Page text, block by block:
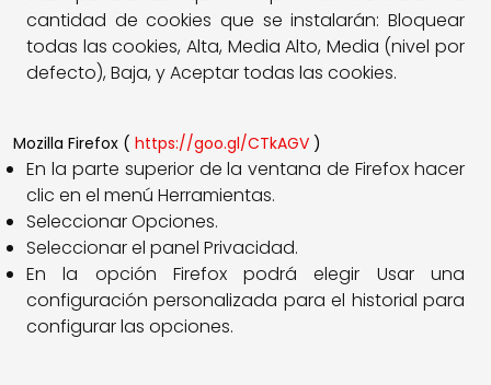
cantidad de cookies que se instalarán: Bloquear
todas las cookies, Alta, Media Alto, Media (nivel por
defecto), Baja, y Aceptar todas las cookies.
Mozilla Firefox ( https://goo.gl/CTkAGV )
En la parte superior de la ventana de Firefox hacer
clic en el menú Herramientas.
Seleccionar Opciones.
Seleccionar el panel Privacidad.
En la opción Firefox podrá elegir Usar una
configuración personalizada para el historial para
configurar las opciones.